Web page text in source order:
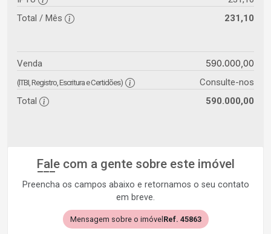
Total / Mês
231,10
Venda 590.000,00
(ITBI, Registro, Escritura e Certidões)
Consulte-nos
Total
590.000,00
Fale com a gente sobre este imóvel
Preencha os campos abaixo e retornamos o seu contato
em breve.
Mensagem sobre o imóvel Ref. 45863